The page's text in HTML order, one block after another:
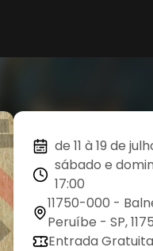
de 11 à 19 de
sábado e
17:00
11750-000 -
Peruíbe - SP,
Entrada Gratuita